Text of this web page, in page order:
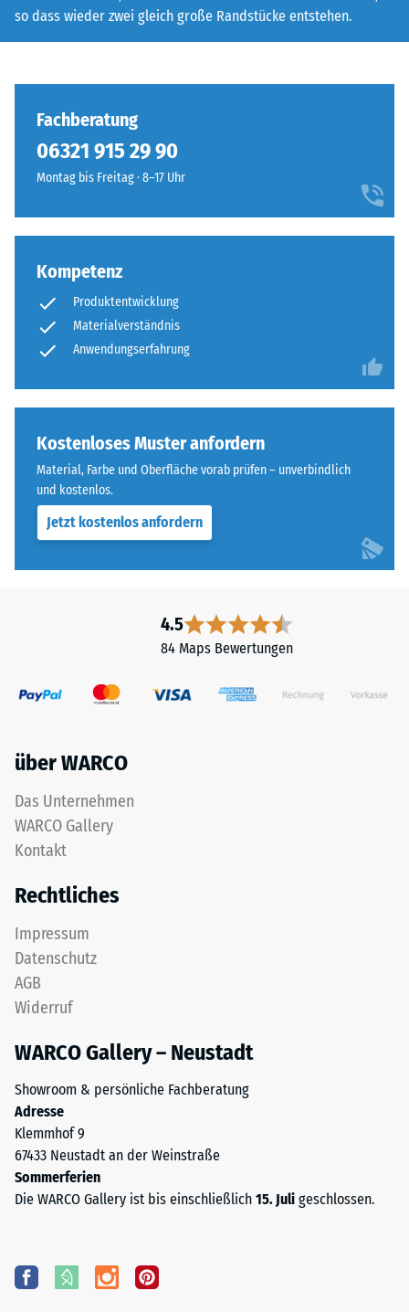
so dass wieder zwei gleich große Randstücke entstehen.
Fachberatung
06321 915 29 90
Montag bis Freitag · 8–17 Uhr
Kompetenz
Produktentwicklung
Materialverständnis
Anwendungserfahrung
Kostenloses Muster anfordern
Material, Farbe und Oberfläche vorab prüfen – unverbindlich
und kostenlos.
Jetzt kostenlos anfordern
4.5
84 Maps Bewertungen
über WARCO
Das Unternehmen
WARCO Gallery
Kontakt
Rechtliches
Impressum
Datenschutz
AGB
Widerruf
WARCO Gallery – Neustadt
Showroom & persönliche Fachberatung
Adresse
Klemmhof 9
67433 Neustadt an der Weinstraße
Sommerferien
Die WARCO Gallery ist bis einschließlich 15. Juli geschlossen.